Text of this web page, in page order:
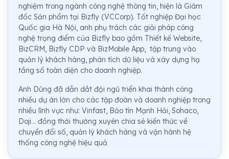
nghiệm trong ngành công nghệ thông tin, hiện là Giám
đốc Sản phẩm tại Bizfly (VCCorp). Tốt nghiệp Đại học
Quốc gia Hà Nội, anh phụ trách các giải pháp công
nghệ trọng điểm của Bizfly bao gồm Thiết kế Website,
BizCRM, Bizfly CDP và BizMobile App, tập trung vào
quản lý khách hàng, phân tích dữ liệu và xây dựng hạ
tầng số toàn diện cho doanh nghiệp.
Anh Dũng đã dẫn dắt đội ngũ triển khai thành công
nhiều dự án lớn cho các tập đoàn và doanh nghiệp trong
nhiều lĩnh vực như: Vinfast, Bảo tín Mạnh Hải, Sohaco,
Doji... đồng thời thường xuyên chia sẻ kiến thức về
chuyển đổi số, quản lý khách hàng và vận hành hệ
thống công nghệ hiệu quả